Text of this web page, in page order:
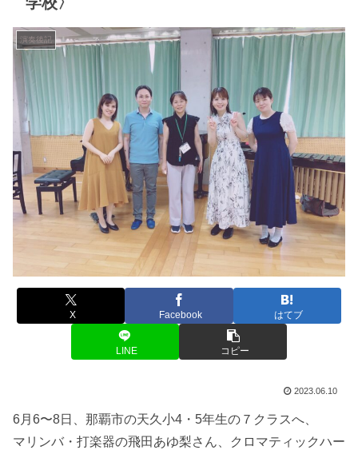
演奏後記
X Facebook はてブ
LINE コピー
2023.06.10
6月6〜8日、那覇市の天久小4・5年生の７クラスへ、
マリンバ・打楽器の飛田あゆ梨さん、クロマティックハー